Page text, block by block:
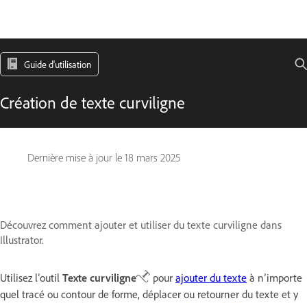
Guide d'utilisation
Création de texte curviligne
Dernière mise à jour le 18 mars 2025
Découvrez comment ajouter et utiliser du texte curviligne dans
Illustrator.
Utilisez l’outil Texte curviligne pour ajouter du texte à n’importe
quel tracé ou contour de forme, déplacer ou retourner du texte et y